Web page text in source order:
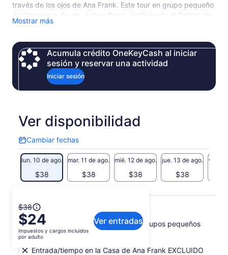
través de los ojos de Ana Frank. Este tour en grupo pequeño
de 2 horas va desde el Viejo Barrio Judío hasta el Distrito de
Jordaan, donde se encuentra la Casa de Ana Frank. Escucha
Mostrar más
Acumula crédito OneKeyCash al iniciar
sesión y reservar una actividad
Iniciar sesión
Ver disponibilidad
Cambiar fechas
Cambiar
fechas
lun. 10 de ago.
$38
mar. 11 de ago.
$38
mié. 12 de ago.
$38
jue. 13 de ago.
$38
vie.
El
precio
anterior
era
$38
$38
$24
impuestos y cargos incluidos
por adulto
Ver entradas
Qué incluye o no
Visita guiada a pie de 2 horas en grupos pequeños
Guía local del idioma elegido
Entrada/tiempo en la Casa de Ana Frank EXCLUIDO